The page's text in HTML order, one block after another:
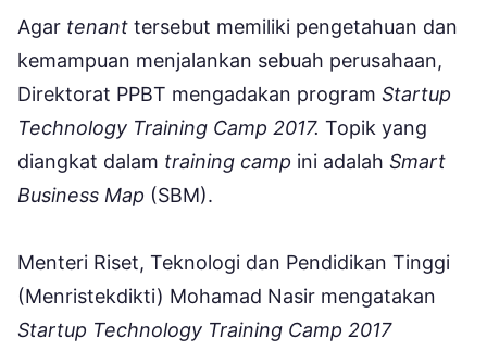
Agar tenant tersebut memiliki pengetahuan dan
kemampuan menjalankan sebuah perusahaan,
Direktorat PPBT mengadakan program Startup
Technology Training Camp 2017. Topik yang
diangkat dalam training camp ini adalah Smart
Business Map (SBM).
Menteri Riset, Teknologi dan Pendidikan Tinggi
(Menristekdikti) Mohamad Nasir mengatakan
Startup Technology Training Camp 2017